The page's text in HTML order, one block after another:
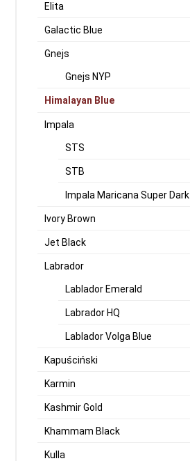
Elita
Galactic Blue
Gnejs
Gnejs NYP
Himalayan Blue
Impala
STS
STB
Impala Maricana Super Dark
Ivory Brown
Jet Black
Labrador
Lablador Emerald
Labrador HQ
Lablador Volga Blue
Kapuściński
Karmin
Kashmir Gold
Khammam Black
Kulla